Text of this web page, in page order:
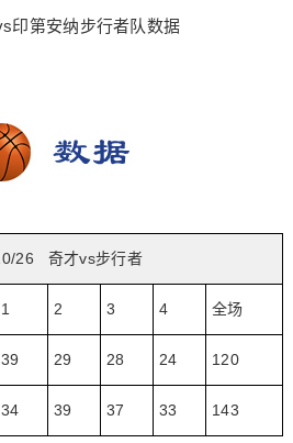
印第安纳步行者队数据
26 奇才vs步行者
1 2 3 4 全场
39 29 28 24 120
34 39 37 33 143